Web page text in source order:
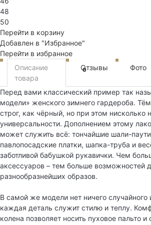
48
50
Перейти в корзину
Добавлен в "Избранное"
Перейти в избранное
Описание
товара
Отзывы
0 Фото
Перед вами классический пример так
модели» женского зимнего гардероба.
строг, как чёрный, но при этом нисколько
универсальности. Дополнением этому
может служить всё: тончайшие шали-
павлопосадские платки, шапка-труба и
заботливой бабушкой рукавички. Чем
аксессуаров – тем больше возможностей
разнообразнейших образов.
В самой же модели нет ничего случайного
каждая деталь служит стилю и теплу.
колена позволяет носить пуховое пальто